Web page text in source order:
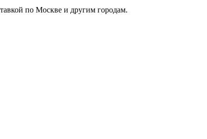
по Москве и другим городам.